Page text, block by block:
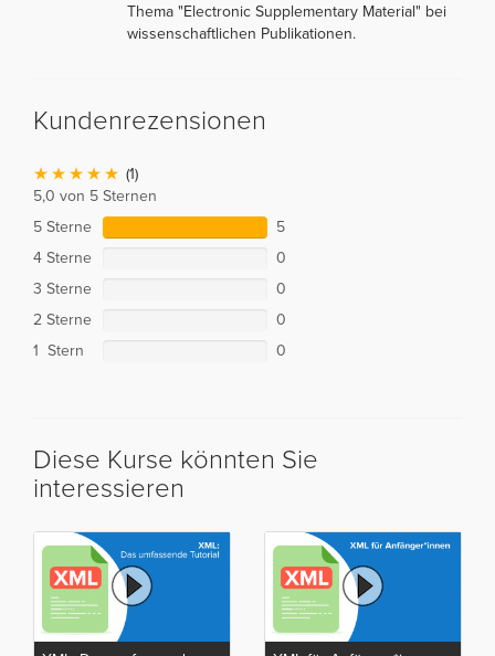
Thema "Electronic Supplementary Material" bei
wissenschaftlichen Publikationen.
Kundenrezensionen
(1)
5,0 von 5 Sternen
5 Sterne
5
4 Sterne
0
3 Sterne
0
2 Sterne
0
1 Stern
0
Diese Kurse könnten Sie
interessieren